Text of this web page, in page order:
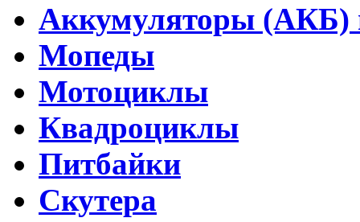
Аккумуляторы (АКБ)
Мопеды
Мотоциклы
Квадроциклы
Питбайки
Скутера